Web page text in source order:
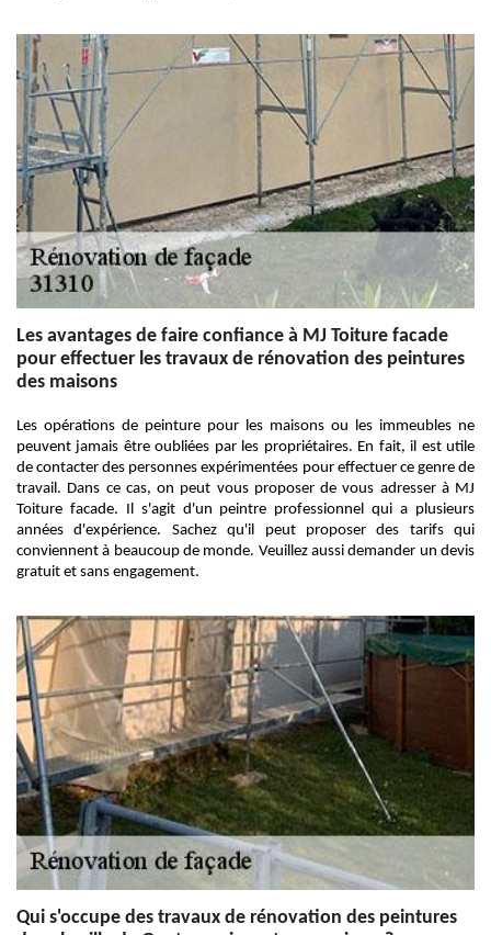
Les avantages de faire confiance à MJ Toiture facade
pour effectuer les travaux de rénovation des peintures
des maisons
Les opérations de peinture pour les maisons ou les immeubles ne
peuvent jamais être oubliées par les propriétaires. En fait, il est utile
de contacter des personnes expérimentées pour effectuer ce genre de
travail. Dans ce cas, on peut vous proposer de vous adresser à MJ
Toiture facade. Il s'agit d'un peintre professionnel qui a plusieurs
années d'expérience. Sachez qu'il peut proposer des tarifs qui
conviennent à beaucoup de monde. Veuillez aussi demander un devis
gratuit et sans engagement.
Qui s'occupe des travaux de rénovation des peintures